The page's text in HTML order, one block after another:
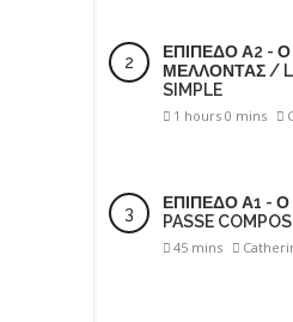
ΕΠΙΠΕΔΟ Α2 -
ΜΕΛΛΟΝΤΑΣ /
SIMPLE
1 hours 0 mins
ΕΠΙΠΕΔΟ Α1 -
PASSE
45 mins